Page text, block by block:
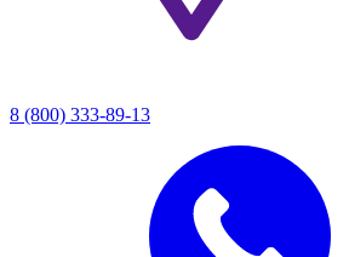
8 (800) 333-89-13